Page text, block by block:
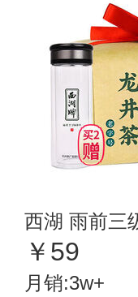
西湖 雨前三
￥59
月销:3w+